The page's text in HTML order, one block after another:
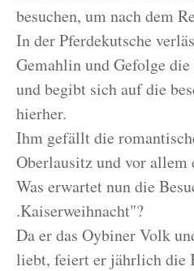
besuchen, um nach dem
In der Pferdekutsche
Gemahlin und Gefolge
und begibt sich auf die
hierher.
Ihm gefällt die
Oberlausitz und vor allem
Was erwartet nun die
.Kaiserweihnacht"?
Da er das Oybiner Volk
liebt, feiert er jährlich die